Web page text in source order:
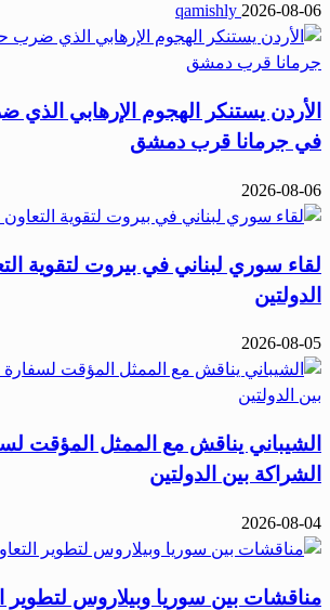
qamishly 2026-08-06
الأردن يستنكر الهجوم الإرهابي
في جرمانا قرب دمشق
2026-08-06
لقاء سوري لبناني في بيروت لتقوية
الدولتين
2026-08-05
الشيباني يناقش مع الممثل المؤقت
الشراكة بين الدولتين
2026-08-04
مناقشات بين سوريا وبيلاروس لتطوير